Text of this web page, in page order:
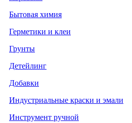
Бытовая химия
Герметики и клеи
Грунты
Детейлинг
Добавки
Индустриальные краски и эмали
Инструмент ручной